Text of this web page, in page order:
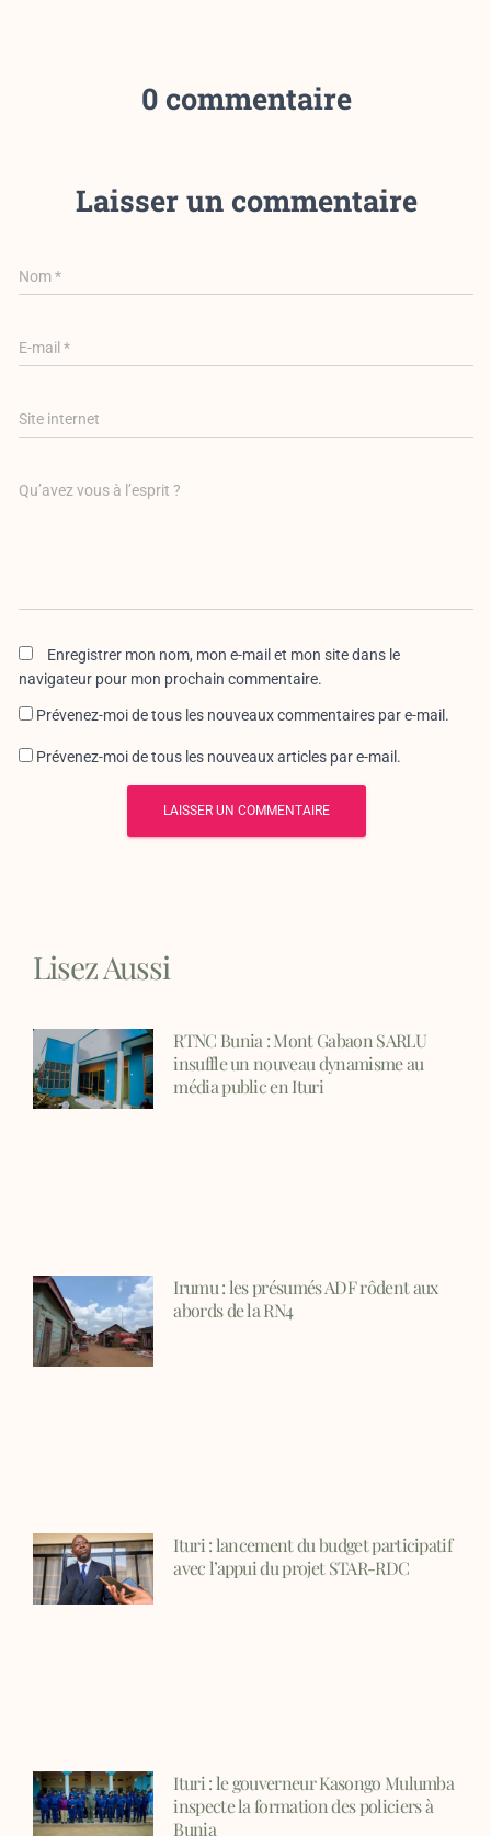
0 commentaire
Laisser un commentaire
Nom*
E-mail*
Site internet
Qu’avez vous à l’esprit ?
Enregistrer mon nom, mon e-mail et mon site dans le
navigateur pour mon prochain commentaire.
Prévenez-moi de tous les nouveaux commentaires par e-mail.
Prévenez-moi de tous les nouveaux articles par e-mail.
Lisez Aussi
RTNC Bunia : Mont Gabaon SARLU
insuffle un nouveau dynamisme au
média public en Ituri
Irumu : les présumés ADF rôdent aux
abords de la RN4
Ituri : lancement du budget participatif
avec l’appui du projet STAR-RDC
Ituri : le gouverneur Kasongo Mulumba
inspecte la formation des policiers à
Bunia